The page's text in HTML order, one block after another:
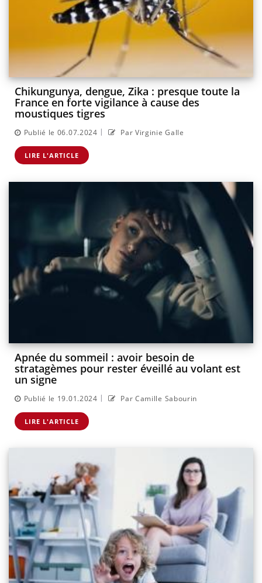
Chikungunya, dengue, Zika : presque toute la
France en forte vigilance à cause des
moustiques tigres
Publié le 06.07.2024 | Par Virginie Galle
LIRE L'ARTICLE
Apnée du sommeil : avoir besoin de
stratagèmes pour rester éveillé au volant est
un signe
Publié le 19.01.2024 | Par Camille Sabourin
LIRE L'ARTICLE